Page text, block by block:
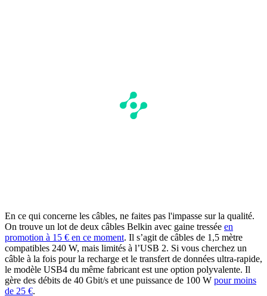
En ce qui concerne les câbles, ne faites pas l'impasse sur la qualité.
On trouve un lot de deux câbles Belkin avec gaine tressée en
promotion à 15 € en ce moment. Il s’agit de câbles de 1,5 mètre
compatibles 240 W, mais limités à l’USB 2. Si vous cherchez un
câble à la fois pour la recharge et le transfert de données ultra-rapide,
le modèle USB4 du même fabricant est une option polyvalente. Il
gère des débits de 40 Gbit/s et une puissance de 100 W pour moins
de 25 €.